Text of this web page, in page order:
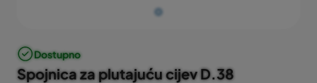
Dostupno
Spojnica za plutajuću cijev D.38